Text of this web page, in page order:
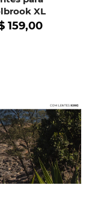
XL
159,00